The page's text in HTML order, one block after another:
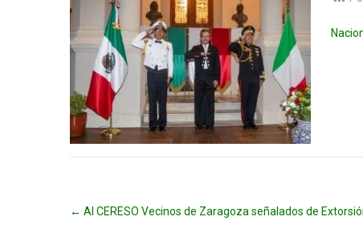
navigation
← Al CERESO Vecinos de Zaragoza señalados de